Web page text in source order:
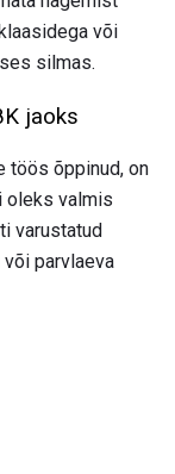
või
silmas.
jaoks
töös õppinud, on
oleks valmis
varustatud
parvlaeva